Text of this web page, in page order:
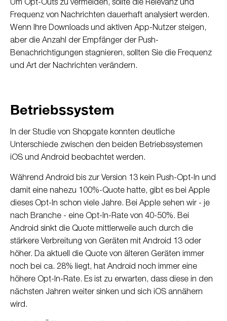
Um Opt-Outs zu vermeiden, sollte die Relevanz und
Frequenz von Nachrichten dauerhaft analysiert werden.
Wenn Ihre Downloads und aktiven App-Nutzer steigen,
aber die Anzahl der Empfänger der Push-
Benachrichtigungen stagnieren, sollten Sie die Frequenz
und Art der Nachrichten verändern.
Betriebssystem
In der Studie von Shopgate konnten deutliche
Unterschiede zwischen den beiden Betriebssystemen
iOS und Android beobachtet werden.
Während Android bis zur Version 13 kein Push-Opt-In und
damit eine nahezu 100%-Quote hatte, gibt es bei Apple
dieses Opt-In schon viele Jahre. Bei Apple sehen wir - je
nach Branche - eine Opt-In-Rate von 40-50%. Bei
Android sinkt die Quote mittlerweile auch durch die
stärkere Verbreitung von Geräten mit Android 13 oder
höher. Da aktuell die Quote von älteren Geräten immer
noch bei ca. 28% liegt, hat Android noch immer eine
höhere Opt-In-Rate. Es ist zu erwarten, dass diese in den
nächsten Jahren weiter sinken und sich iOS annähern
wird.